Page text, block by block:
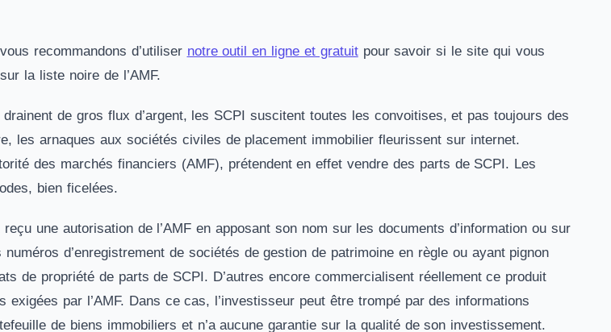
recommandons d’utiliser notre outil en ligne et gratuitpour savoir si le site qui vous
la liste noire de l’AMF.
de gros flux d’argent, les SCPI suscitent toutes les convoitises, et pas toujours des
les arnaques aux sociétés civiles de placement immobilier fleurissent sur internet.
des marchés financiers (AMF), prétendent en effet vendre des parts de SCPI. Les
bien ficelées.
une autorisation de l’AMF en apposant son nom sur les documents d’information ou sur
d’enregistrement de sociétés de gestion de patrimoine en règle ou ayant pignon
de propriété de parts de SCPI. D’autres encore commercialisent réellement ce produit
par l’AMF. Dans ce cas, l’investisseur peut être trompé par des informations
de biens immobiliers et n’a aucune garantie sur la qualité de son investissement.